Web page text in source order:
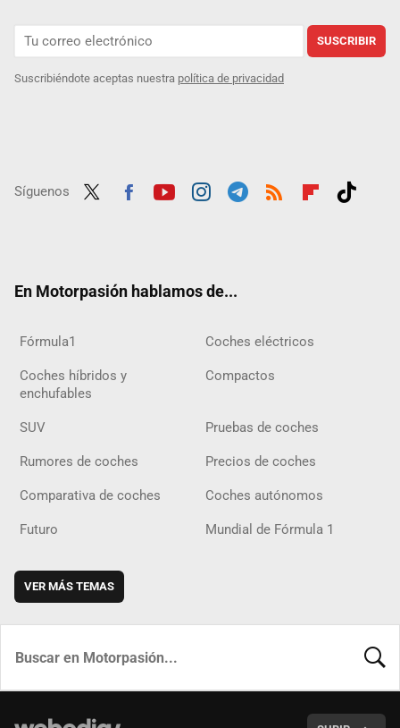
SUSCRIBIR
Suscribiéndote aceptas nuestra política de privacidad
Síguenos
En Motorpasión hablamos de...
Fórmula1 Coches eléctricos
Coches híbridos y
enchufables
Compactos
SUV Pruebas de coches
Rumores de coches Precios de coches
Comparativa de coches Coches autónomos
Futuro Mundial de Fórmula 1
VER MÁS TEMAS